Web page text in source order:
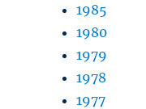
1985
1980
1979
1978
1977